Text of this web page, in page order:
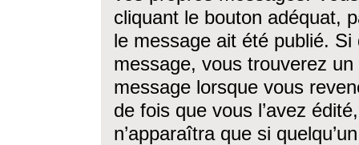
cliquant le bouton adéquat,
le message ait été publié. Si
message, vous trouverez
message lorsque vous
de fois que vous l’avez
n’apparaîtra que si